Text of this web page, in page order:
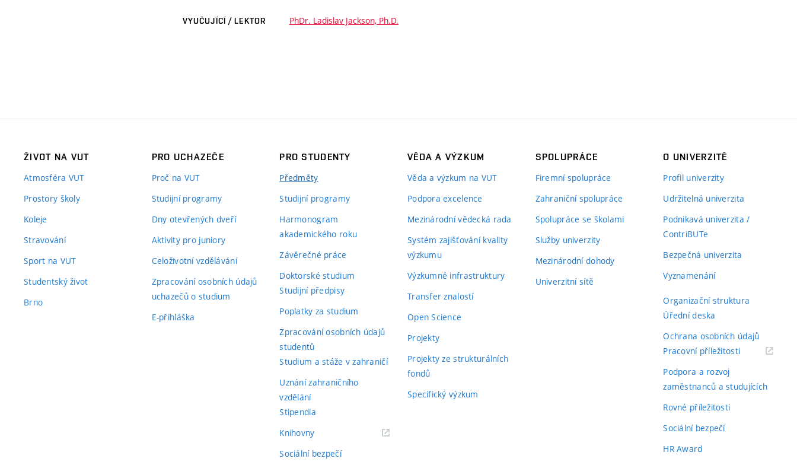
VYUČUJÍCÍ / LEKTOR PhDr. Ladislav Jackson, Ph.D.
ŽIVOT NA VUT
Atmosféra VUT
Prostory školy
Koleje
Stravování
Sport na VUT
Studentský život
Brno
PRO UCHAZEČE
Proč na VUT
Studijní programy
Dny otevřených dveří
Aktivity pro juniory
Celoživotní vzdělávání
Zpracování osobních údajů
uchazečů o studium
E-přihláška
PRO STUDENTY
Předměty
Studijní programy
Harmonogram
akademického roku
Závěrečné práce
Doktorské studium
Studijní předpisy
Poplatky za studium
Zpracování osobních údajů
studentů
Studium a stáže v zahraničí
Uznání zahraničního
vzdělání
Stipendia
Knihovny(externí
Sociální bezpečí
VĚDA A VÝZKUM
Věda a výzkum na VUT
Podpora excelence
Mezinárodní vědecká rada
Systém zajišťování kvality
výzkumu
Výzkumné infrastruktury
Transfer znalostí
Open Science
Projekty
Projekty ze strukturálních
fondů
Specifický výzkum
SPOLUPRÁCE
Firemní spolupráce
Zahraniční spolupráce
Spolupráce se školami
Služby univerzity
Mezinárodní dohody
Univerzitní sítě
O UNIVERZITĚ
Profil univerzity
Udržitelná univerzita
Podnikavá univerzita /
ContriBUTe
Bezpečná univerzita
Vyznamenání
Organizační struktura
Úřední deska
Ochrana osobních údajů
Pracovní příležitosti(externí
Podpora a rozvoj
zaměstnanců a studujících
Rovné příležitosti
Sociální bezpečí
HR Award